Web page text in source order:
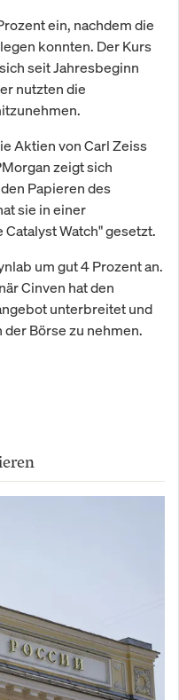
ein, nachdem die
konnten. Der Kurs
seit Jahresbeginn
nutzten die
Aktien von Carl Zeiss
zeigt sich
Papieren des
sie in einer
Watch" gesetzt.
um gut 4 Prozent an.
Cinven hat den
unterbreitet und
Börse zu nehmen.